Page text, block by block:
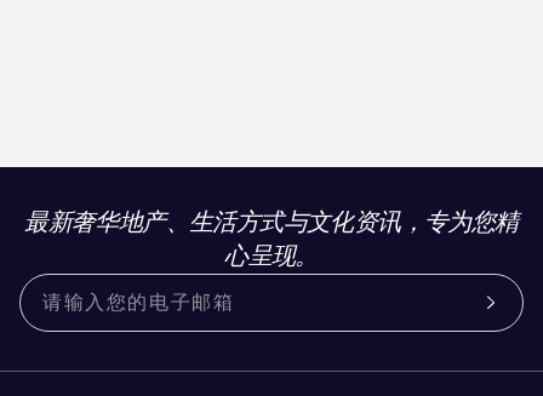
最新奢华地产、生活方式与文化资讯，专为您精
心呈现。